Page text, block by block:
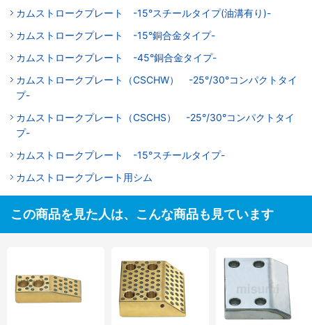
カムストロークプレート -15°スチールタイプ(油溝有り)-
カムストロークプレート -15°銅合金タイプ-
カムストロークプレート -45°銅合金タイプ-
カムストロークプレート（CSCHW） -25°/30°コンパクトタイ
プ-
カムストロークプレート（CSCHS） -25°/30°コンパクトタイ
プ-
カムストロークプレート -15°スチールタイプ-
カムストロークプレート用シム
この商品を見た人は、こんな商品も見ています